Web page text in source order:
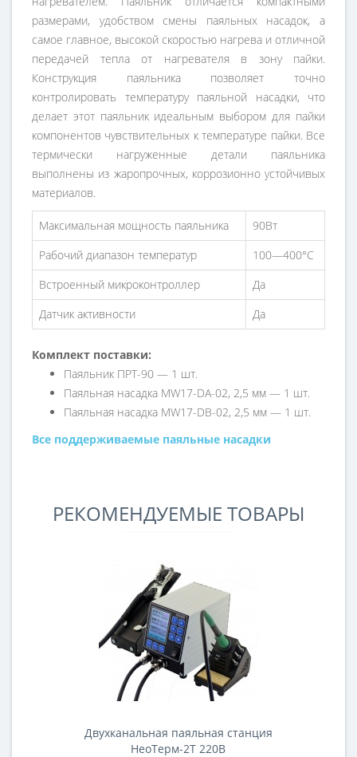
размерами, удобством смены паяльных насадок, а
самое главное, высокой скоростью нагрева и отличной
передачей тепла от нагревателя в зону пайки.
Конструкция паяльника позволяет точно
контролировать температуру паяльной насадки, что
делает этот паяльник идеальным выбором для пайки
компонентов чувствительных к температуре пайки. Все
термически нагруженные детали паяльника
выполнены из жаропрочных, коррозионно устойчивых
материалов.
Максимальная мощность паяльника
90Вт
Рабочий диапазон температур
100—400°С
Встроенный микроконтроллер
Да
Датчик активности
Да
Комплект поставки:
Паяльник ПРТ-90 — 1 шт.
Паяльная насадка MW17-DA-02, 2,5 мм — 1 шт.
Паяльная насадка MW17-DB-02, 2,5 мм — 1 шт.
Все поддерживаемые паяльные насадки
РЕКОМЕНДУЕМЫЕ ТОВАРЫ
Двухканальная паяльная станция
НеоТерм-2Т 220В